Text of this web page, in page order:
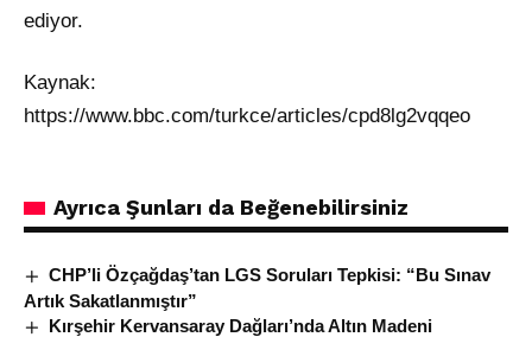
ediyor.
Kaynak:
https://www.bbc.com/turkce/articles/cpd8lg2vqqeo
Ayrıca Şunları da Beğenebilirsiniz
CHP’li Özçağdaş’tan LGS Soruları Tepkisi: “Bu Sınav
Artık Sakatlanmıştır”
Kırşehir Kervansaray Dağları’nda Altın Madeni